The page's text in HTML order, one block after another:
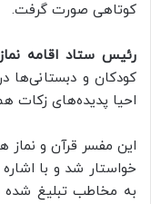
کوتاهی صورت گرفت.
رئیس ستاد اقامه
کودکان و دبستانی‌ها
احیا پدیده‌های زکات
این مفسر قرآن و نماز
خواستار شد و با
به مخاطب تبلیغ شده